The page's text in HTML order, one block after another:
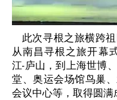
此次寻根之旅横跨祖
从南昌寻根之旅开幕
江-庐山，到上海世博
堂、奥运会场馆鸟巢
会议中心等，取得圆满